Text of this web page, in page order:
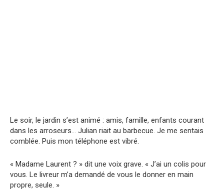
Le soir, le jardin s’est animé : amis, famille, enfants courant
dans les arroseurs… Julian riait au barbecue. Je me sentais
comblée. Puis mon téléphone est vibré.
« Madame Laurent ? » dit une voix grave. « J’ai un colis pour
vous. Le livreur m’a demandé de vous le donner en main
propre, seule. »